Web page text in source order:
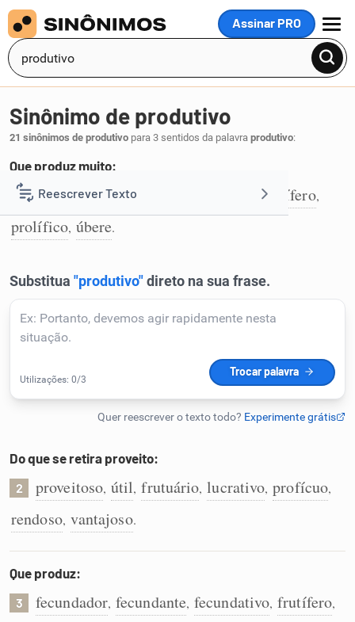
Assinar PRO
MENU
Reescrever Texto
Resumir Texto
Corrigir Texto
Detector de IA
Humanizador de IA
Cata-letras
Conexões
Caça-palavras
Sinônimo de produtivo
21 sinônimos de produtivo para 3 sentidos da palavra produtivo:
Que produz muito:
1 rico,fecundo,feraz prolífero,
prolífico, úbere.
Do que se retira proveito:
2 proveitoso, útil, frutuário, lucrativo, profícuo,
rendoso, vantajoso.
Que produz:
3 fecundador, fecundante, fecundativo, frutífero,